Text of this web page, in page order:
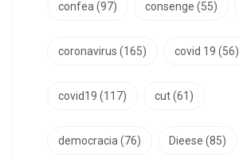
confea (97) consenge (55)
coronavirus (165) covid 19 (56)
covid19 (117) cut(61)
democracia (76) Dieese (85)